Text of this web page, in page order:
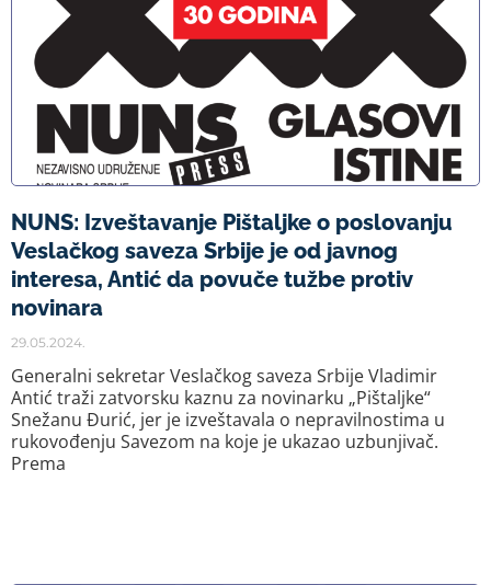
NUNS: Izveštavanje Pištaljke o poslovanju
Veslačkog saveza Srbije je od javnog
interesa, Antić da povuče tužbe protiv
novinara
29.05.2024.
Generalni sekretar Veslačkog saveza Srbije Vladimir
Antić traži zatvorsku kaznu za novinarku „Pištaljke“
Snežanu Đurić, jer je izveštavala o nepravilnostima u
rukovođenju Savezom na koje je ukazao uzbunjivač.
Prema